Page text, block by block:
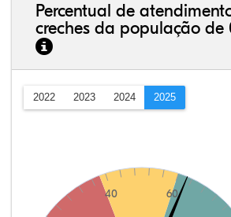
Percentual de
creches da população de
2022 2023 2024 2025
40 60